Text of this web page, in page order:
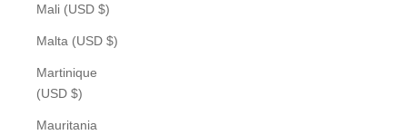
Mali (USD $)
Malta (USD $)
Martinique
(USD $)
Mauritania